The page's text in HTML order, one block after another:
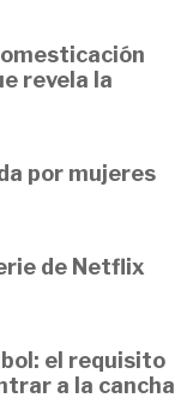
revela la
por mujeres
de Netflix
el requisito
a la cancha